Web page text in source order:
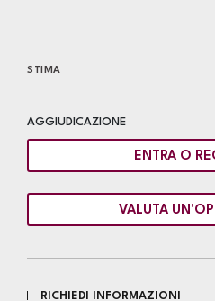
STIMA
AGGIUDICAZIONE
ENTRA O
VALUTA
RICHIEDI INFORMAZIONI